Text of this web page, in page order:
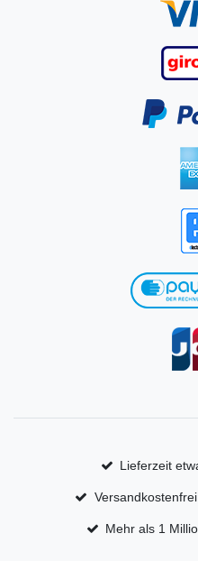
Lieferzeit
Mehr als 1